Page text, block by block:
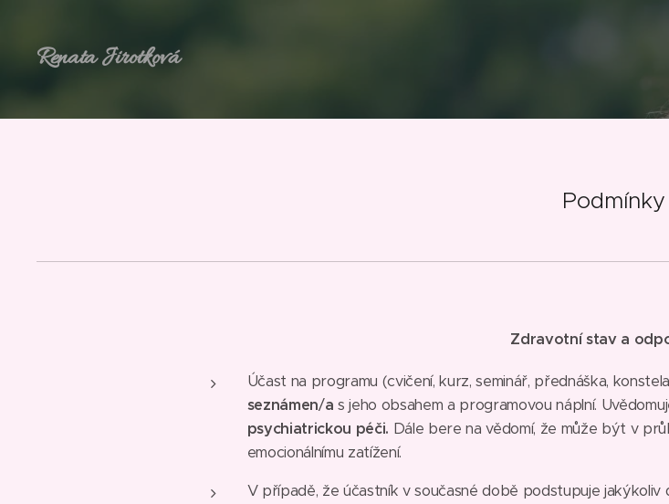
Renata Jirotková
Podmínky
Zdravotní stav a
Účast na programu (cvičení, kurz, seminář, přednáška,
seznámen/a s jeho obsahem a programovou náplní.
psychiatrickou péči. Dále bere na vědomí, že může být v
emocionálnímu zatížení.
V případě, že účastník v současné době podstupuje jakýkoliv